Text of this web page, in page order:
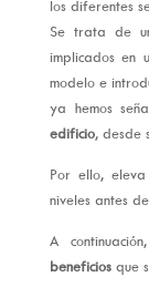
los diferentes
Se trata de
implicados en
modelo e
ya hemos
edificio, desde
Por ello,
niveles antes
A
beneficios que